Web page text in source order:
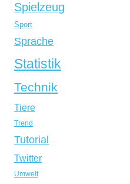
Spielzeug
Sport
Sprache
Statistik
Technik
Tiere
Trend
Tutorial
Twitter
Umwelt